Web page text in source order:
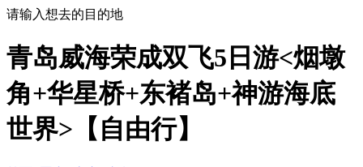
请输入想去的目的地
青岛威海荣成双飞5日游<烟墩
角+华星桥+东褚岛+神游海底
世界>【自由行】